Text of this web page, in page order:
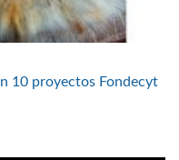
10 proyectos Fondecyt